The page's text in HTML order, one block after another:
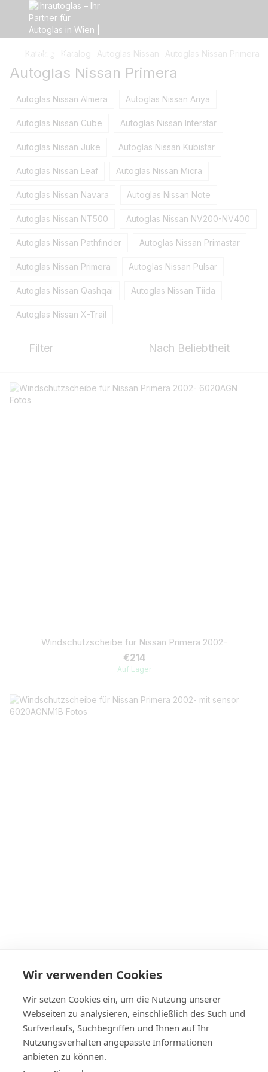
Katalog Katalog Autoglas Nissan Autoglas Nissan Primera
Autoglas Nissan Primera
Autoglas Nissan Almera Autoglas Nissan Ariya
Autoglas Nissan Cube Autoglas Nissan Interstar
Autoglas Nissan Juke Autoglas Nissan Kubistar
Autoglas Nissan Leaf Autoglas Nissan Micra
Autoglas Nissan Navara Autoglas Nissan Note
Autoglas Nissan NT500 Autoglas Nissan NV200-NV400
Autoglas Nissan Pathfinder Autoglas Nissan Primastar
Autoglas Nissan Primera Autoglas Nissan Pulsar
Autoglas Nissan Qashqai Autoglas Nissan Tiida
Autoglas Nissan X-Trail
Filter Nach Beliebtheit
Windschutzscheibe für Nissan Primera 2002-
€214
Auf Lager
€228
Auf Lager
+4314420014
Wir verwenden Cookies
Wir setzen Cookies ein, um die Nutzung unserer
Webseiten zu analysieren, einschließlich des Such und
Surfverlaufs, Suchbegriffen und Ihnen auf Ihr
Nutzungsverhalten angepasste Informationen
anbieten zu können.